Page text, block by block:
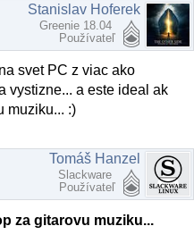
Stanislav Hoferek
Greenie 18.04
Používateľ
svet PC z viac ako
vystizne... a este ideal ak
muziku... :)
Tomáš Hanzel
Slackware
Používateľ
za gitarovu muziku...